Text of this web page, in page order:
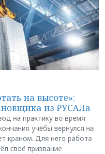
на высоте»:
из РУСАЛа
на практику во время
учёбы вернулся на
краном. Для него работа
своё призвание